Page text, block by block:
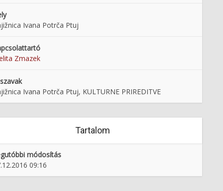
Ivana Potrča Ptuj
Zmazek
Ivana Potrča Ptuj, KULTURNE PRIREDITVE
Tartalom
módosítás
09:16